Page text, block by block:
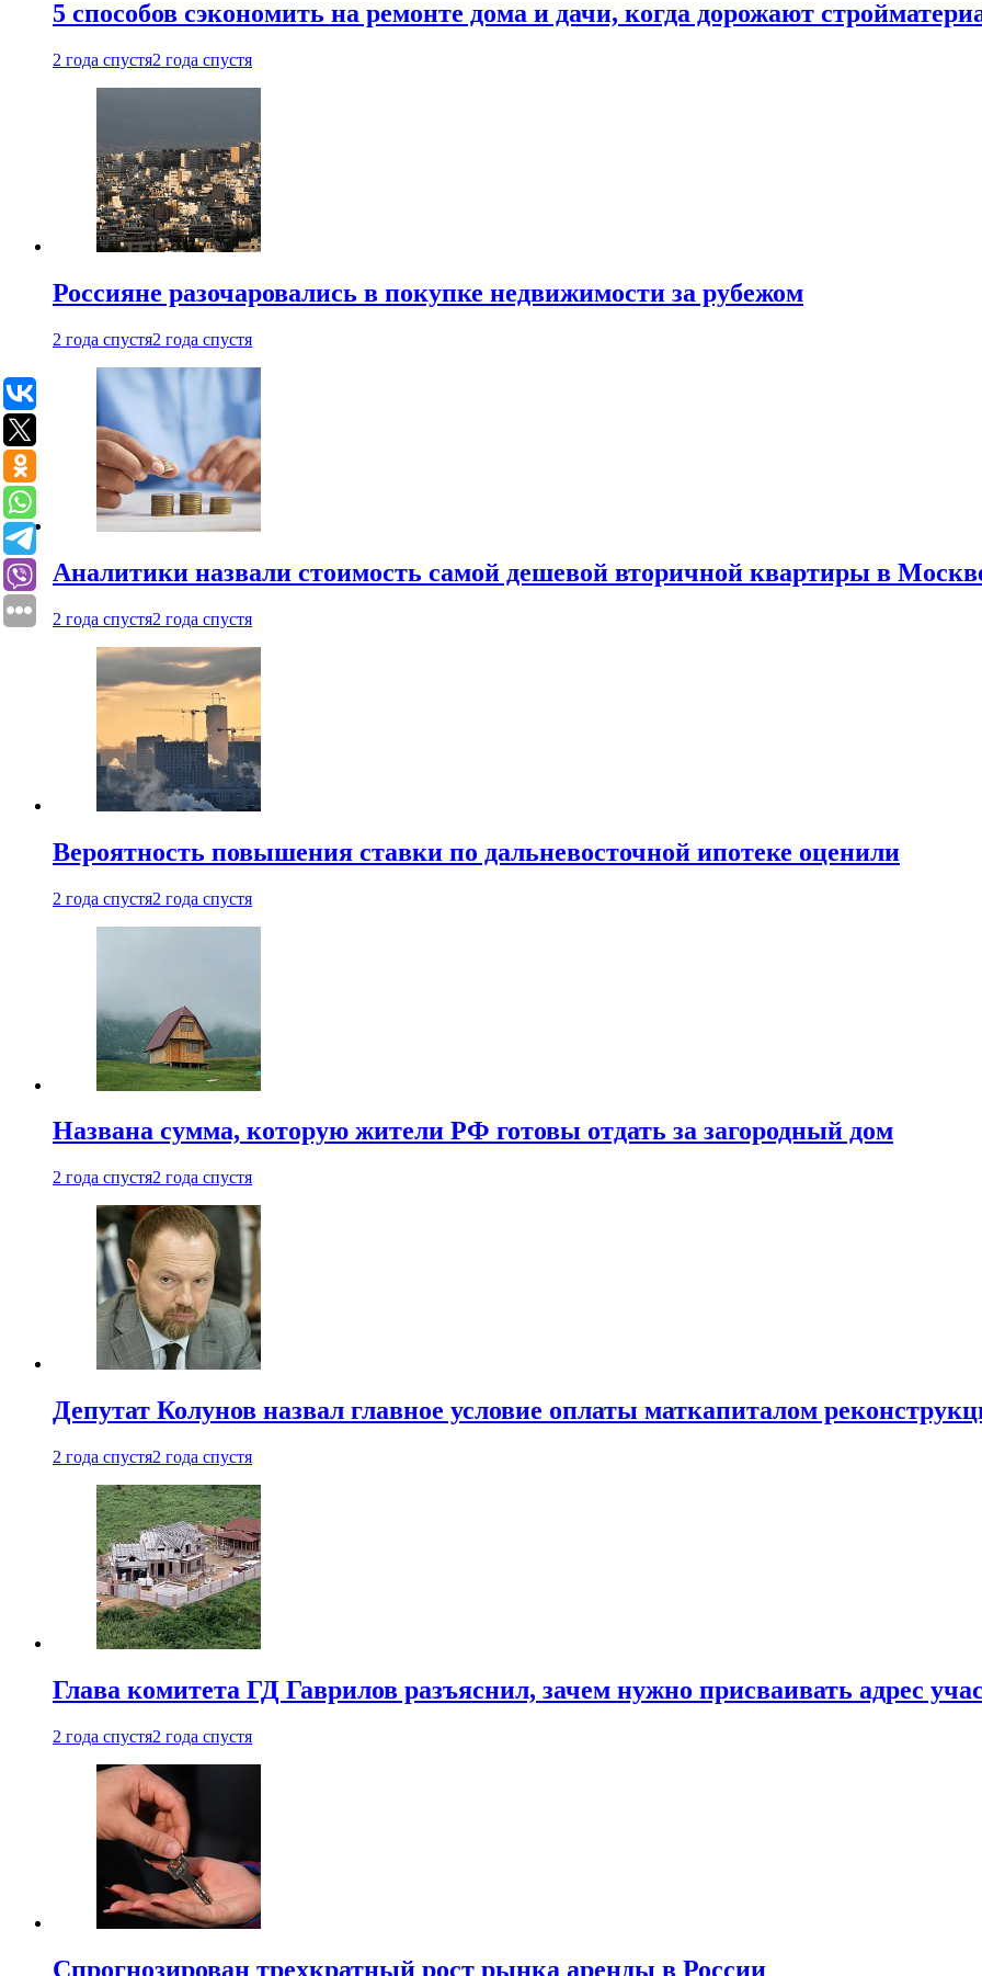
5 способов сэкономить на ремонте дома и дачи, когда дорожают
2 года спустя2 года спустя
Россияне разочаровались в покупке недвижимости за рубежом
2 года спустя2 года спустя
Аналитики назвали стоимость самой дешевой вторичной квартиры в
2 года спустя2 года спустя
Вероятность повышения ставки по дальневосточной ипотеке оценили
2 года спустя2 года спустя
Названа сумма, которую жители РФ готовы отдать за загородный дом
2 года спустя2 года спустя
Депутат Колунов назвал главное условие оплаты маткапиталом
2 года спустя2 года спустя
Глава комитета ГД Гаврилов разъяснил, зачем нужно присваивать адрес
2 года спустя2 года спустя
Спрогнозирован трехкратный рост рынка аренды в России